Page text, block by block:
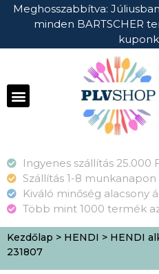
Meghosszabbítva: Júliusban
minden BARTSCHER
Ingyenes szállítás 25.000
Szállítás 1-8
Kiváló minőség alacsony
Több mint 1000 termék
Kezdőlap > HENDI > HENDI
231807